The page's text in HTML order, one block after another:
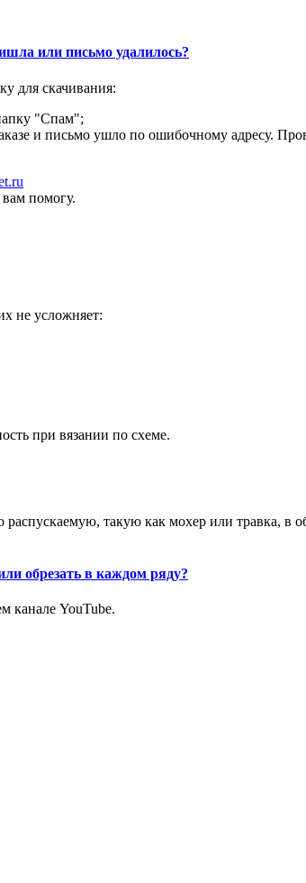
или письмо удалилось?
для скачивания:
"Спам";
и письмо ушло по ошибочному адресу.
помогу.
не усложняет:
при вязании по схеме.
такую как мохер или травка,
обрезать в каждом ряду?
канале YouTube.